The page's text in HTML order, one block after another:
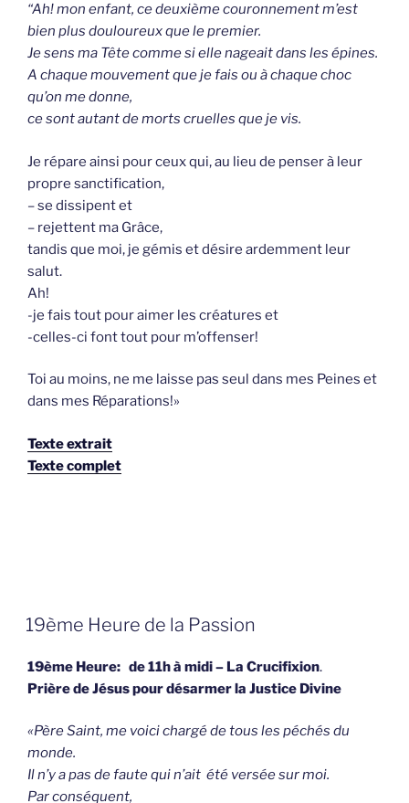
“Ah! mon enfant, ce deuxième couronnement m’est
bien plus douloureux que le premier.
Je sens ma Tête comme si elle nageait dans les épines.
A chaque mouvement que je fais ou à chaque choc
qu’on me donne,
ce sont autant de morts cruelles que je vis.
Je répare ainsi pour ceux qui, au lieu de penser à leur
propre sanctification,
– se dissipent et
– rejettent ma Grâce,
tandis que moi, je gémis et désire ardemment leur
salut.
Ah!
-je fais tout pour aimer les créatures et
-celles-ci font tout pour m’offenser!
Toi au moins, ne me laisse pas seul dans mes Peines et
dans mes Réparations!»
Texte extrait
Texte complet
GEPLAATST
OP
19ème Heure de la Passion
19ème Heure: de 11h à midi – La Crucifixion.
Prière de Jésus pour désarmer la Justice Divine
«Père Saint, me voici chargé de tous les péchés du
monde.
Il n’y a pas de faute qui n’ait été versée sur moi.
Par conséquent,